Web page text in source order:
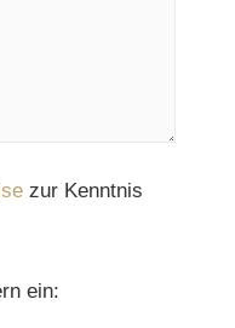
zur Kenntnis
ein: